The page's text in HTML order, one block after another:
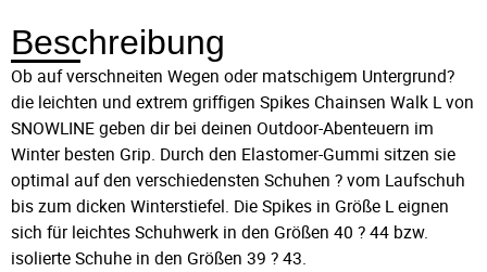
Beschreibung
Ob auf verschneiten Wegen oder matschigem Untergrund?
die leichten und extrem griffigen Spikes Chainsen Walk L von
SNOWLINE geben dir bei deinen Outdoor-Abenteuern im
Winter besten Grip. Durch den Elastomer-Gummi sitzen sie
optimal auf den verschiedensten Schuhen ? vom Laufschuh
bis zum dicken Winterstiefel. Die Spikes in Größe L eignen
sich für leichtes Schuhwerk in den Größen 40 ? 44 bzw.
isolierte Schuhe in den Größen 39 ? 43.